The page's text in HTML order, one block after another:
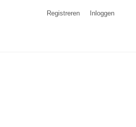
Registreren Inloggen